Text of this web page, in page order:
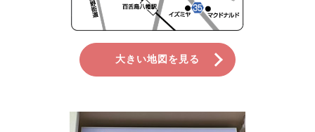
大きい地図を見る